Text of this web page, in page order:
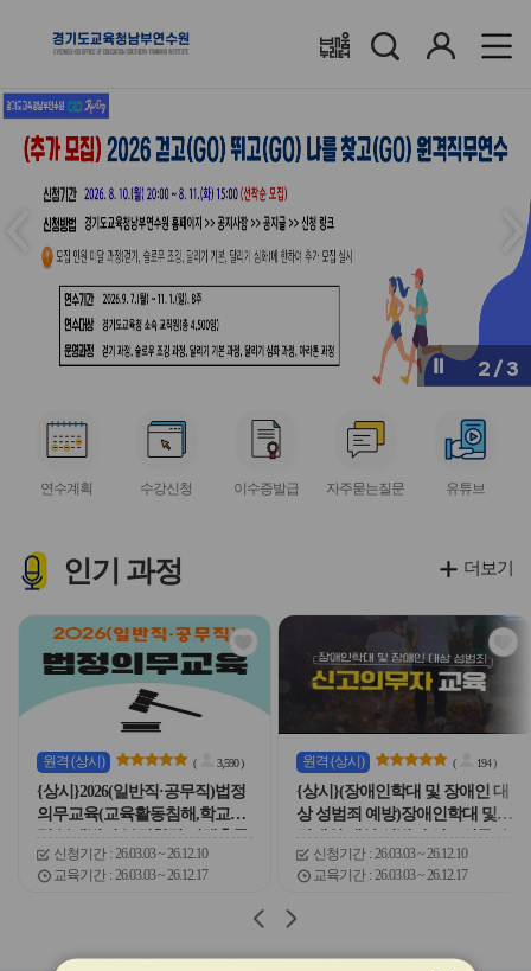
배움누리터
2 / 3
라
다
음
버
서
스
콘
연수계획
서
스
콘
수강신청
서
스
이수증발급
서
스
자주묻는질문
서
스
콘
유튜브
인기 과정
관
심
이
원격 (상시) ( 3,590)
{상시}2026(일반직·공무직)법정
의무교육(교육활동침해,학교폭
력,부패방지,부정청탁,이해충돌,
공무원행동강령,긴급복지,아동
학대,장애인학대,직장내장애인
신청기간
26.03.03 ~ 26.12.10
교육기간
26.03.03 ~ 26.12.17
관
심
이
콘
원격 (상시) ( 194)
{상시}(장애인학대 및 장애인 대
상 성범죄 예방)장애인학대 및
장애인 대상 성범죄 신고의무자
교육 원격직무연수
신청기간
26.03.03 ~ 26.12.10
교육기간
26.03.03 ~ 26.12.17
슬
이
슬
이
더보기